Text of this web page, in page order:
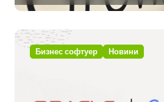
с помощта на
изкуствен интелект
Бизнес софтуер Новини